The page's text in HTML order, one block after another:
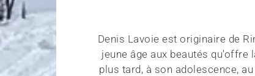
Denis Lavoie est originaire de
jeune âge aux beautés
plus tard, à son adolescence,